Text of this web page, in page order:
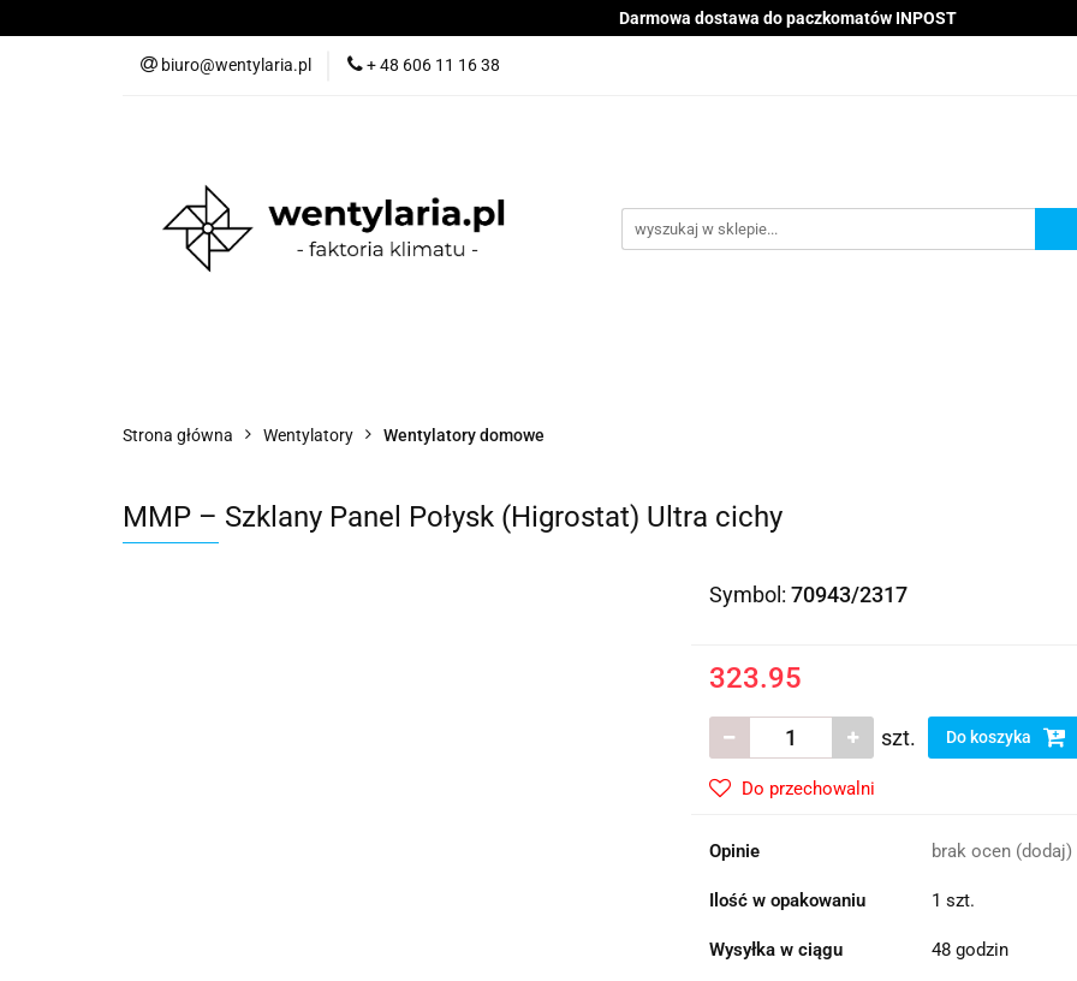
Darmowa dostawa do paczkomatów INPOST
biuro@wentylaria.pl + 48 606 11 16 38
O nas
Strona główna Wentylatory Wentylatory domowe
MMP – Szklany Panel Połysk (Higrostat) Ultra cichy
Symbol: 70943/2317
323.95
szt. Do koszyka
Do przechowalni
Opinie brak ocen (dodaj)
Ilość w opakowaniu 1 szt.
Wysyłka w ciągu 48 godzin